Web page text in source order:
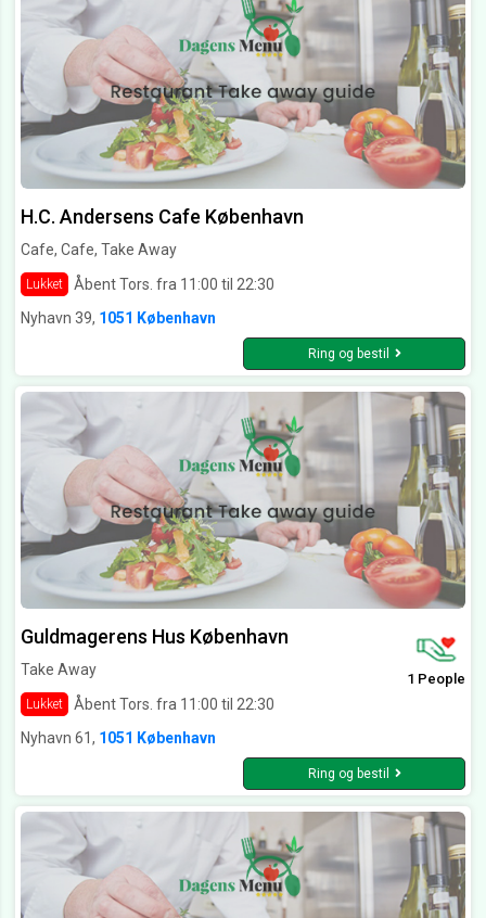
H.C. Andersens Cafe København
Cafe, Cafe, Take Away
Lukket
Åbent Tors. fra 11:00 til 22:30
Nyhavn 39, 1051 København
Ring og bestil
Guldmagerens Hus København
Take Away
Lukket Åbent Tors. fra 11:00 til 22:30
1 People
Nyhavn 61, 1051 København
Ring og bestil